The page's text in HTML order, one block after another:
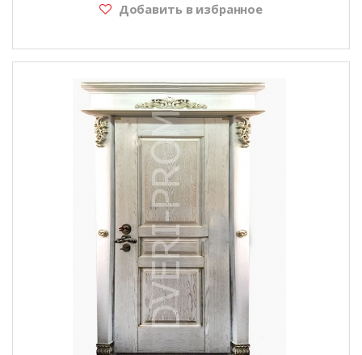
Добавить в избранное